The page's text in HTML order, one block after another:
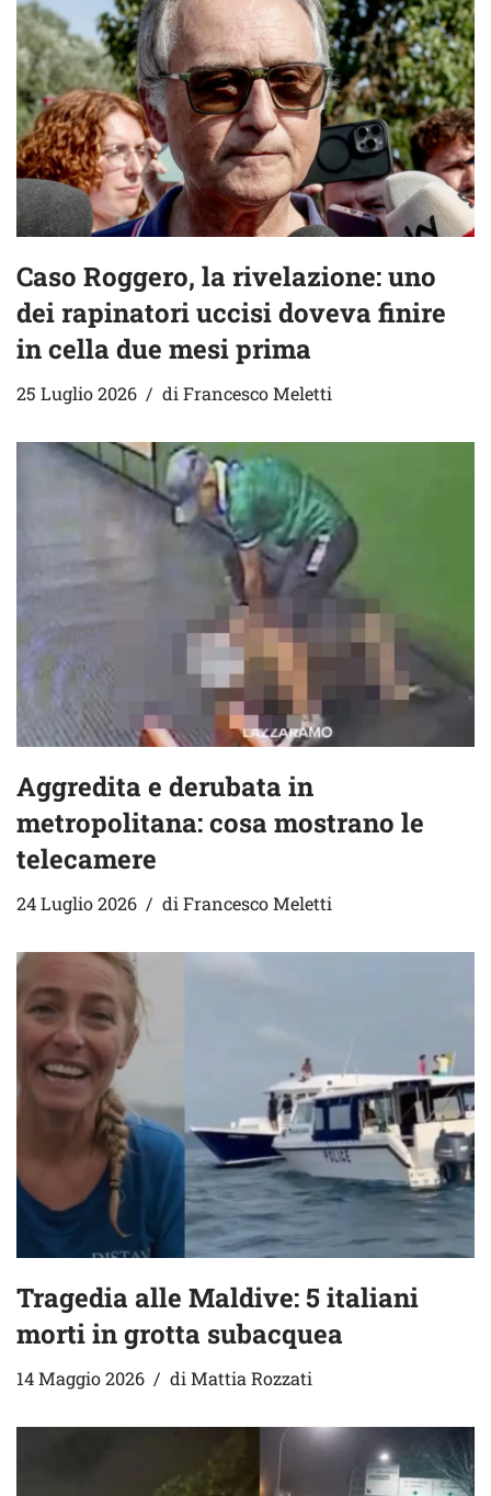
Caso Roggero, la rivelazione: uno
dei rapinatori uccisi doveva finire
in cella due mesi prima
25 Luglio 2026 di Francesco Meletti
Aggredita e derubata in
metropolitana: cosa mostrano le
telecamere
24 Luglio 2026 diFrancesco Meletti
Tragedia alle Maldive: 5 italiani
morti in grotta subacquea
14 Maggio 2026 di Mattia Rozzati